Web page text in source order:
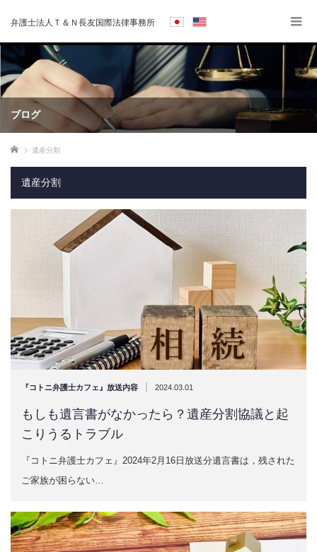
弁護士法人Ｔ＆Ｎ長友国際法律事務所
ブログ
ホーム 遺産分割
遺産分割
『コトニ弁護士カフェ』放送内容 | 2024.03.01
もしも遺言書がなかったら？遺産分割協議と起
こりうるトラブル
『コトニ弁護士カフェ』2024年2月16日放送分遺言書は，残された
ご家族が困らない…